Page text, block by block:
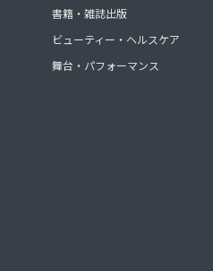
書籍・雑誌出版
ビューティー・ヘルスケア
舞台・パフォーマンス